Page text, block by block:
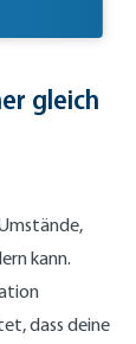
gleich
kann.
dass deine